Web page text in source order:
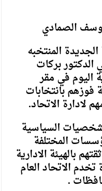
الصمادي
المنتخبه
الدكتور بركات
اليوم في مقر
فوزهم بانتخابات
لادارة الاتحاد.
السياسية
المختلفة
بالهيئة الادارية
الاتحاد العام
.